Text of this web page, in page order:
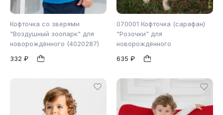
Кофточка со зверями
"Воздушный зоопарк" для
новорождённого (4020287)
332 ₽
1
070001 Кофточка (сарафан)
"Розочки" для
новорождённого
635 ₽
1